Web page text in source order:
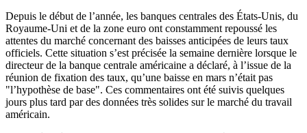
Depuis le début de l’année, les banques centrales des États-Unis, du
Royaume-Uni et de la zone euro ont constamment repoussé les
attentes du marché concernant des baisses anticipées de leurs taux
officiels. Cette situation s’est précisée la semaine dernière lorsque le
directeur de la banque centrale américaine a déclaré, à l’issue de la
réunion de fixation des taux, qu’une baisse en mars n’était pas
"l’hypothèse de base". Ces commentaires ont été suivis quelques
jours plus tard par des données très solides sur le marché du travail
américain.